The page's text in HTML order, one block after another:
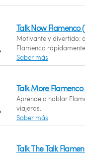
Talk Now Flamenco
Motivante y divertido:
Flamenco
Saber más
Talk More
Aprende a hablar
viajeros.
Saber más
Talk The Talk